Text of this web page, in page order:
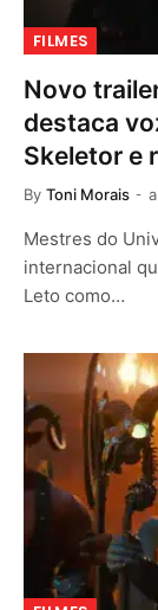
FILMES
Novo
destaca
Skeletor e
By Toni Morais
Mestres do
internacional
Leto como…